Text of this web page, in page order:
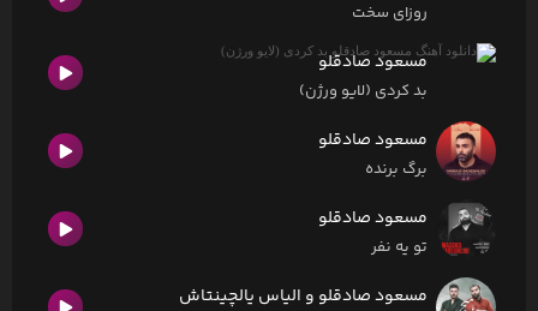
روزای سخت
مسعود صادقلو
بد کردی (لایو ورژن)
مسعود صادقلو
برگ برنده
مسعود صادقلو
تو یه نفر
مسعود صادقلو و الیاس یالچینتاش